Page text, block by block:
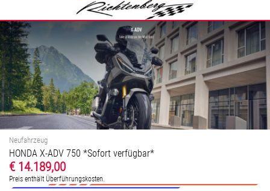
Neufahrzeug
HONDA X-ADV 750 *Sofort verfügbar*
€ 14.189,00
Preis enthält Überführungskosten.